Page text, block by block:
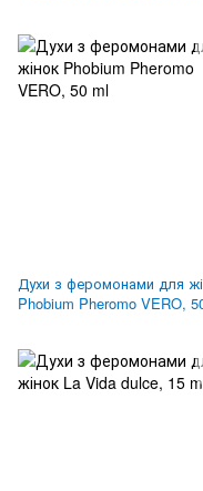
Духи з феромонами для
Phobium Pheromo VERO,